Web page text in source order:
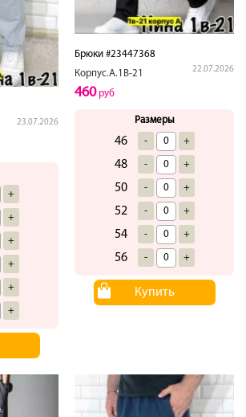
23.07.2026
+
+
+
+
+
+
Брюки #23447368
Корпус.А.1В-21
22.07.2026
460руб
Размеры
46 - +
48 - +
50 - +
52 - +
54 - +
56 - +
Купить